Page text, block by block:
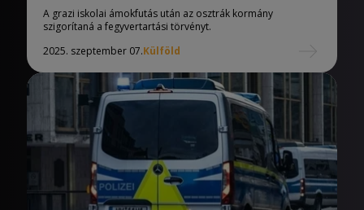
A grazi iskolai ámokfutás után az osztrák kormány
szigorítaná a fegyvertartási törvényt.
2025. szeptember 07.Külföld